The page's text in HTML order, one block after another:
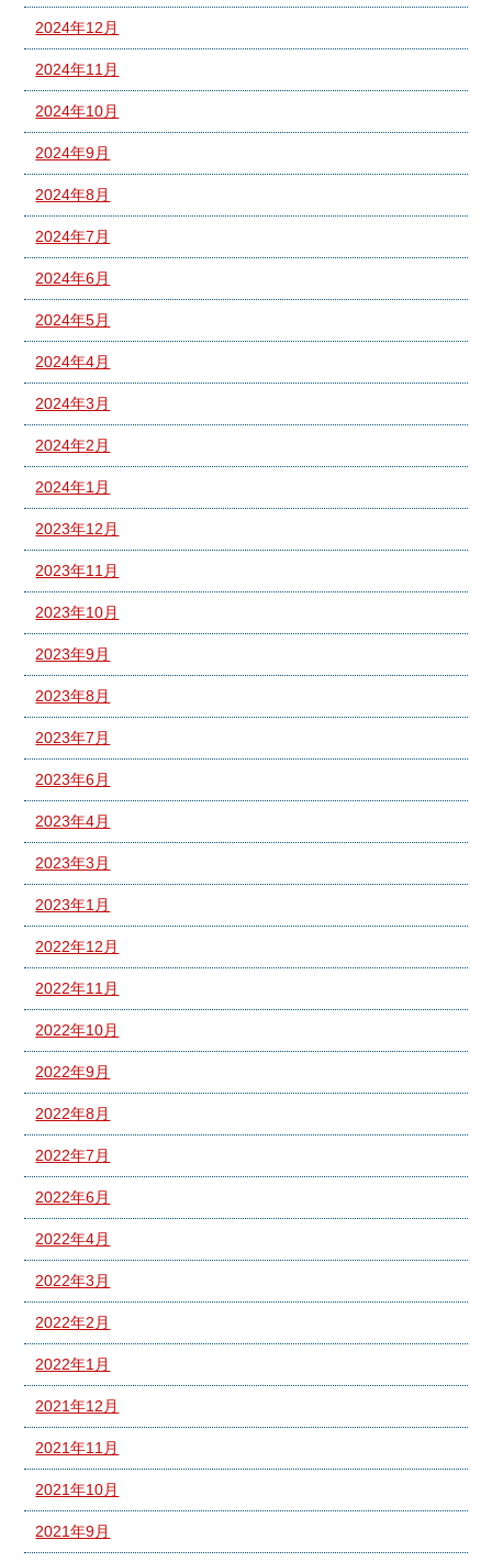
2024年12月
2024年11月
2024年10月
2024年9月
2024年8月
2024年7月
2024年6月
2024年5月
2024年4月
2024年3月
2024年2月
2024年1月
2023年12月
2023年11月
2023年10月
2023年9月
2023年8月
2023年7月
2023年6月
2023年4月
2023年3月
2023年1月
2022年12月
2022年11月
2022年10月
2022年9月
2022年8月
2022年7月
2022年6月
2022年4月
2022年3月
2022年2月
2022年1月
2021年12月
2021年11月
2021年10月
2021年9月